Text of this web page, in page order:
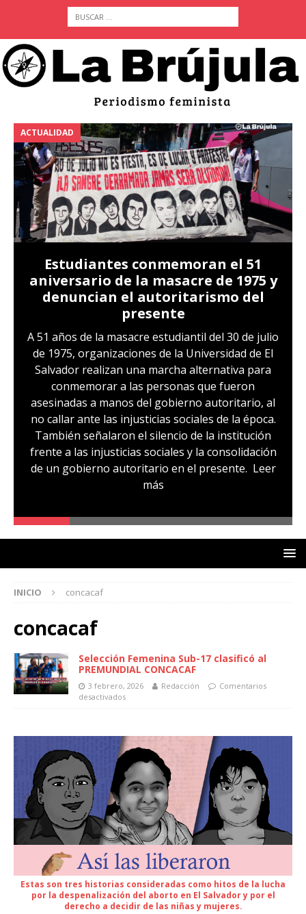
ACTUALIDAD
Estudiantes conmemoran el 51
aniversario de la masacre de 1975 y
denuncian el autoritarismo del
presente
A 51 años de la masacre estudiantil del 30 de julio
de 1975, organizaciones de la Universidad de El
Salvador realizan una marcha alternativa para
conmemorar a las personas que fueron
asesinadas a manos del gobierno autoritario, al
no callar ante las injusticias sociales de la época.
También señalaron el silencio de la institución
frente a las injusticias sociales y la consolidación
de un gobierno autoritario en el presente. Leer
más
INICIO concacaf
concacaf
Selección Femenina Sub-17 clasificó al
PREMUNDIAL CONCACAF
3 febrero, 2026 Redacción
Comentarios
desactivados
Estas son tres historias consideradas como hitos de la lucha
por la despenalización del aborto en El Salvador y por el
derecho a decidir de las niñas y mujeres.